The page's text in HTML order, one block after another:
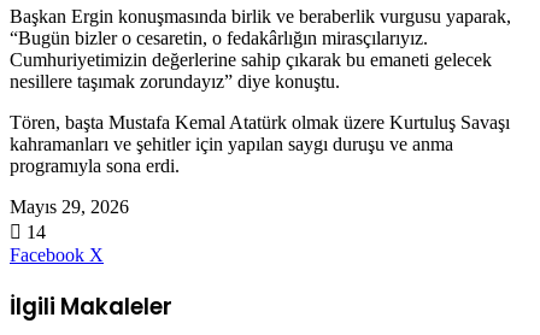
Başkan Ergin konuşmasında birlik ve beraberlik vurgusu yaparak,
“Bugün bizler o cesaretin, o fedakârlığın mirasçılarıyız.
Cumhuriyetimizin değerlerine sahip çıkarak bu emaneti gelecek
nesillere taşımak zorundayız” diye konuştu.
Tören, başta Mustafa Kemal Atatürk olmak üzere Kurtuluş Savaşı
kahramanları ve şehitler için yapılan saygı duruşu ve anma
programıyla sona erdi.
Mayıs 29, 2026
14
Facebook X
ile
paylaş
İlgili Makaleler